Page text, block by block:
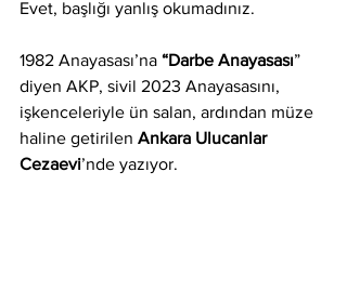
Evet, başlığı yanlış okumadınız.
1982 Anayasası’na “Darbe Anayasası”
diyen AKP, sivil 2023 Anayasasını,
işkenceleriyle ün salan, ardından müze
haline getirilen Ankara Ulucanlar
Cezaevi’nde yazıyor.